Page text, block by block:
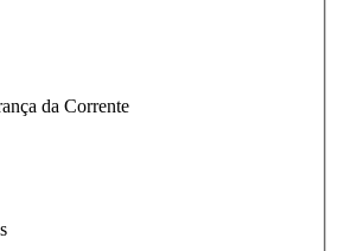
da Corrente